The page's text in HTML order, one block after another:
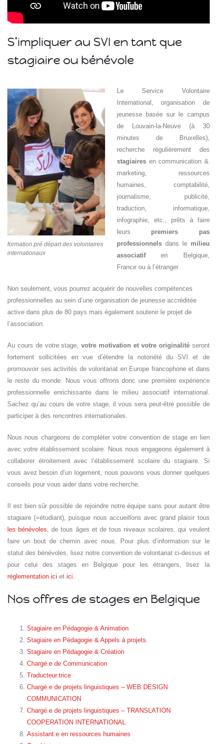
S’impliquer au SVI en tant que
stagiaire ou bénévole
formation pré départ des volontaires
internationaux
Le Service Volontaire
International, organisation de
jeunesse basée sur le campus
de Louvain-la-Neuve (à 30
minutes de Bruxelles),
recherche régulièrement des
stagiaires en communication &
marketing, ressources
humaines, comptabilité,
journalisme, publicité,
traduction, informatique,
infographie, etc., prêts à faire
leurs premiers pas
professionnels dans le milieu
associatifen Belgique,
France ou à l’étranger.
Non seulement, vous pourrez acquérir de nouvelles compétences
professionnelles au sein d’une organisation de jeunesse accréditée
active dans plus de 80 pays mais également soutenir le projet de
l’association.
Au cours de votre stage,votre motivation et votre originalitéseront
fortement sollicitées en vue d’étendre la notoriété du SVI et de
promouvoir ses activités de volontariat en Europe francophone et dans
le reste du monde. Nous vous offrons donc une première expérience
professionnelle enrichissante dans le milieu associatif international.
Sachez qu’au cours de votre stage, il vous sera peut-être possible de
participer à des rencontres internationales.
Nous nous chargeons de compléter votre convention de stage en lien
avec votre établissement scolaire. Nous nous engageons également à
collaborer étroitement avec l’établissement scolaire du stagiaire. Si
vous avez besoin d’un logement, nous pouvons vous donner quelques
conseils pour vous aider dans votre recherche.
Il est bien sûr possible de rejoindre notre équipe sans pour autant être
stagiaire (=étudiant), puisque nous accueillons avec grand plaisir tous
les bénévoles, de tous âges et de tous niveaux scolaires, qui veulent
faire un bout de chemin avec nous. Pour plus d’information sur le
statut des bénévoles, lisez notre convention de volontariat ci-dessus et
pour celui des stages en Belgique pour les étrangers, lisez la
réglementation ici et ici.
Nos offres de stages en Belgique
Stagiaire en Pédagogie & Animation
Stagiaire en Pédagogie & Appels à projets
Stagiaire en Pédagogie & Création
Chargé.e de Communication
Traducteur.trice
Chargé.e de projets linguistiques – WEB DESIGN
COMMUNICATION
Chargé.e de projets linguistiques – TRANSLATION
COOPERATION INTERNATIONAL
Assistant.e en ressources humaines